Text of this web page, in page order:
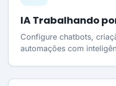
IA Trabalhando
Configure chatbots,
automações com